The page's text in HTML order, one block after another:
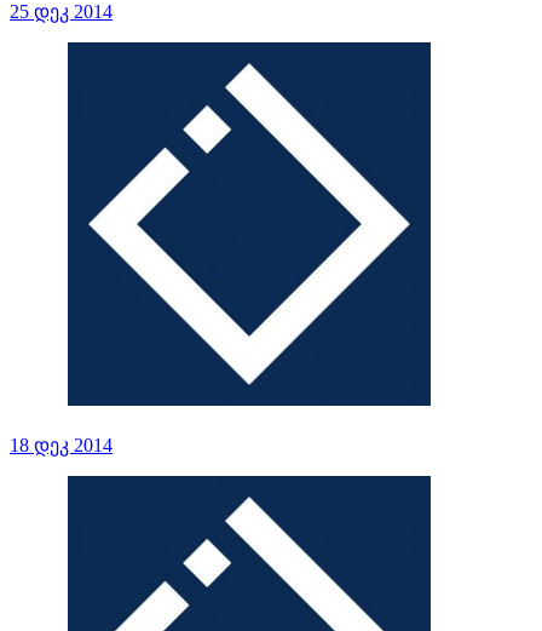
25 დეკ 2014
18 დეკ 2014